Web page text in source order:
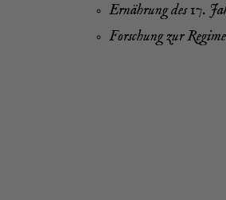
Ernäh­rung des 17.
For­schung zur